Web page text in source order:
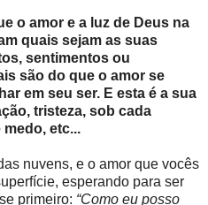
o amor e a luz de Deus na
quais sejam as suas
sentimentos ou
são do que o amor se
em seu ser. E esta é a sua
tristeza, sob cada
etc...
nuvens, e o amor que vocês
esperando para ser
primeiro: “Como eu posso